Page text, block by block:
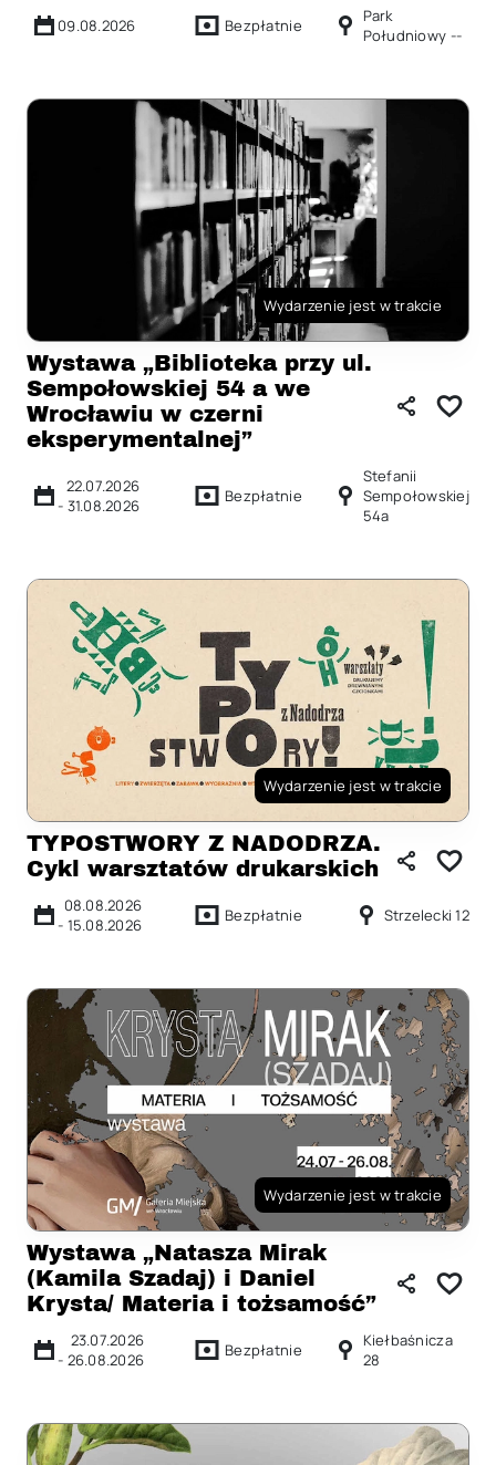
09.08.2026 Bezpłatnie
Park
Południowy --
Wydarzenie jest w trakcie
Wystawa „Biblioteka przy ul.
Sempołowskiej 54 a we
Wrocławiu w czerni
eksperymentalnej”
22.07.2026
- 31.08.2026 Bezpłatnie
Stefanii
Sempołowskiej
54a
Wydarzenie jest w trakcie
TYPOSTWORY Z NADODRZA.
Cykl warsztatów drukarskich
08.08.2026
- 15.08.2026 Bezpłatnie Strzelecki 12
Wydarzenie jest w trakcie
Wystawa „Natasza Mirak
(Kamila Szadaj) i Daniel
Krysta/ Materia i tożsamość”
23.07.2026
- 26.08.2026 Bezpłatnie
Kiełbaśnicza
28